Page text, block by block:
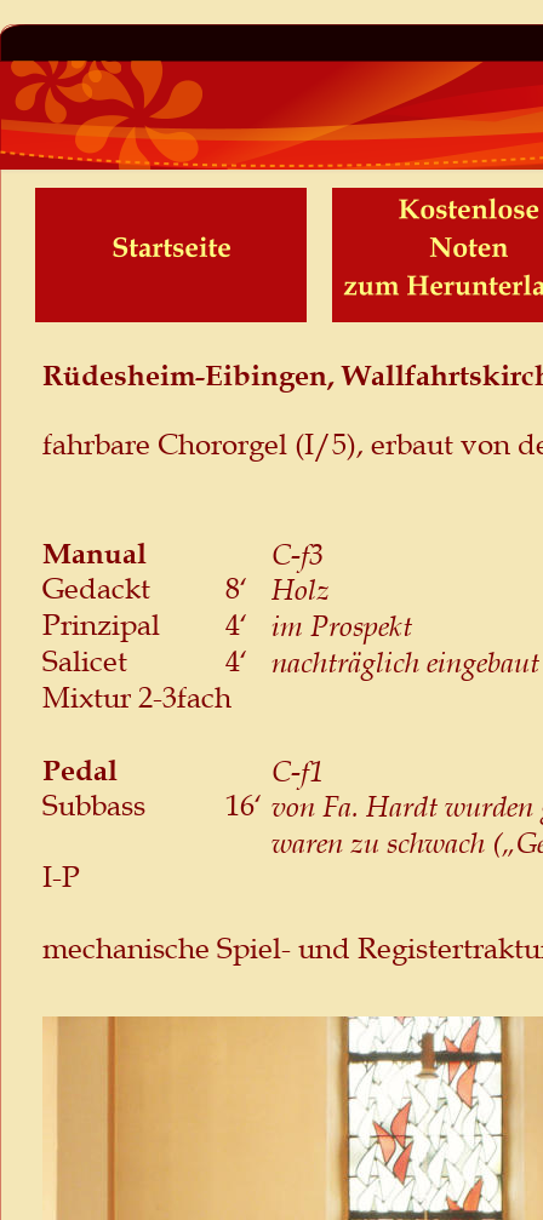
Rüdesheim-Eibingen,
fahrbare Chororgel (I/5), erbaut von
Manual C-f3
Gedackt 8‘ Holz
Prinzipal 4‘ im Prospekt
Salicet 4‘ nachträglich
Mixtur 2-3fach
Pedal C-f1
Subbass 16‘ von Fa. Hardt wurden
waren zu schwach
I-P
mechanische Spiel- und